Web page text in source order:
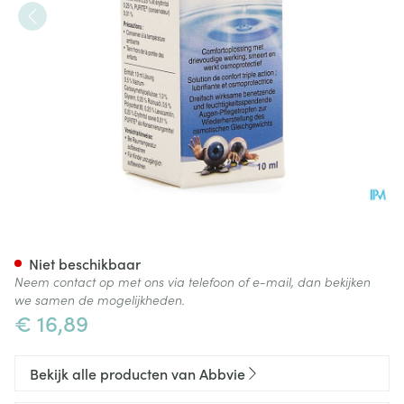
€ 16,89
Niet beschikbaar
Neem contact op met ons via telefoon of e-mail, dan bekijken
we samen de mogelijkheden.
Bekijk alle producten van Abbvie